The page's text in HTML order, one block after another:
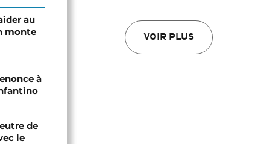
VOIR PLUS
au
monte
à
de
le